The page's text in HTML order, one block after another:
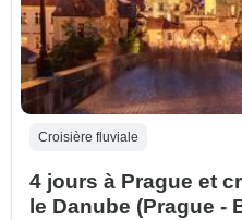
Croisière fluviale
4 jours à Prague et
le Danube (Prague -